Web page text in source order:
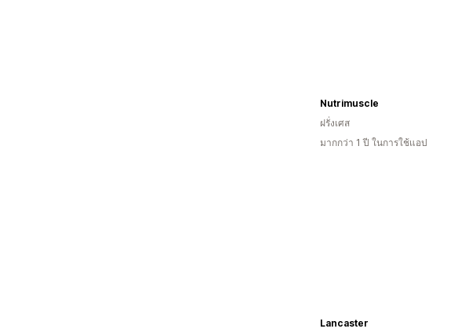
Nutrimuscle
ฝรั่งเศส
มากกว่า 1 ปี ในการใช้แอป
Lancaster